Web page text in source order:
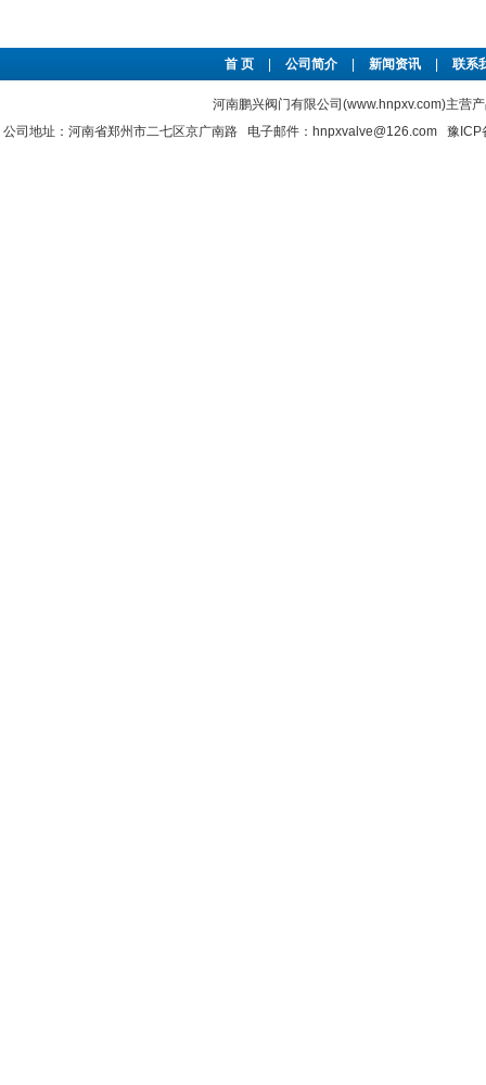
首 页 公司简介 新闻资讯 联系
河南鹏兴阀门有限公司(www.hnpxv.com)主营
公司地址：河南省郑州市二七区京广南路 电子邮件：hnpxvalve@126.com 豫ICP